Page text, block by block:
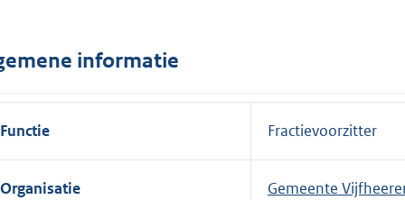
l
n
:
informatie
Functie Fractievoorzitter
Organisatie Gemeente